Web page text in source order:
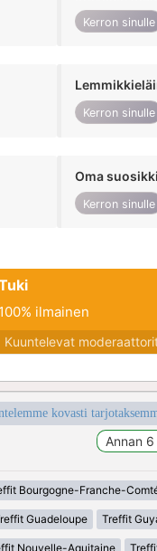
Kerron sinulle
Kerron sinulle
Oma
Kerron sinulle
100% ilmainen
Kuuntelevat
kovasti
Bourgogne-Franche-
Guadeloupe Treffit
Nouvelle-Aquitaine